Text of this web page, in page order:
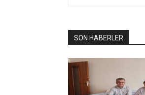
SON HABERLER